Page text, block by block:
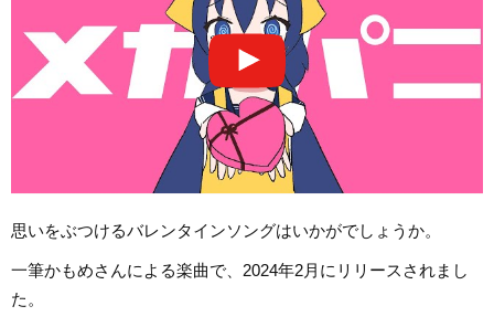
思いをぶつけるバレンタインソングはいかがでしょうか。
一筆かもめさんによる楽曲で、2024年2月にリリースされまし
た。